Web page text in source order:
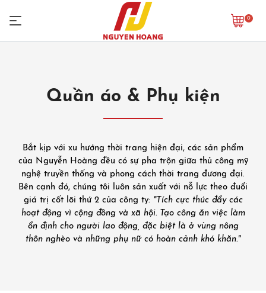
0
Quần áo & Phụ kiện
Bắt kịp với xu hướng thời trang hiện đại, các sản phẩm
của Nguyễn Hoàng đều có sự pha trộn giữa thủ công mỹ
nghệ truyền thống và phong cách thời trang đương đại.
Bên cạnh đó, chúng tôi luôn sản xuất với nỗ lực theo đuổi
giá trị cốt lõi thứ 2 của công ty: "Tích cực thúc đẩy các
hoạt động vì cộng đồng và xã hội. Tạo công ăn việc làm
ổn định cho người lao động, đặc biệt là ở vùng nông
thôn nghèo và những phụ nữ có hoàn cảnh khó khăn."